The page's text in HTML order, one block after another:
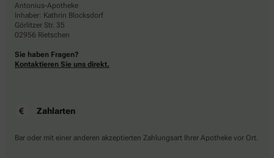
Antonius-Apotheke
Inhaber: Kathrin Blocksdorf
Görlitzer Str. 35
02956 Rietschen
Sie haben Fragen?
Kontaktieren Sie uns direkt.
Zahlarten
Bar oder mit einer anderen akzeptierten Zahlungsart Ihrer Apotheke vor Ort.